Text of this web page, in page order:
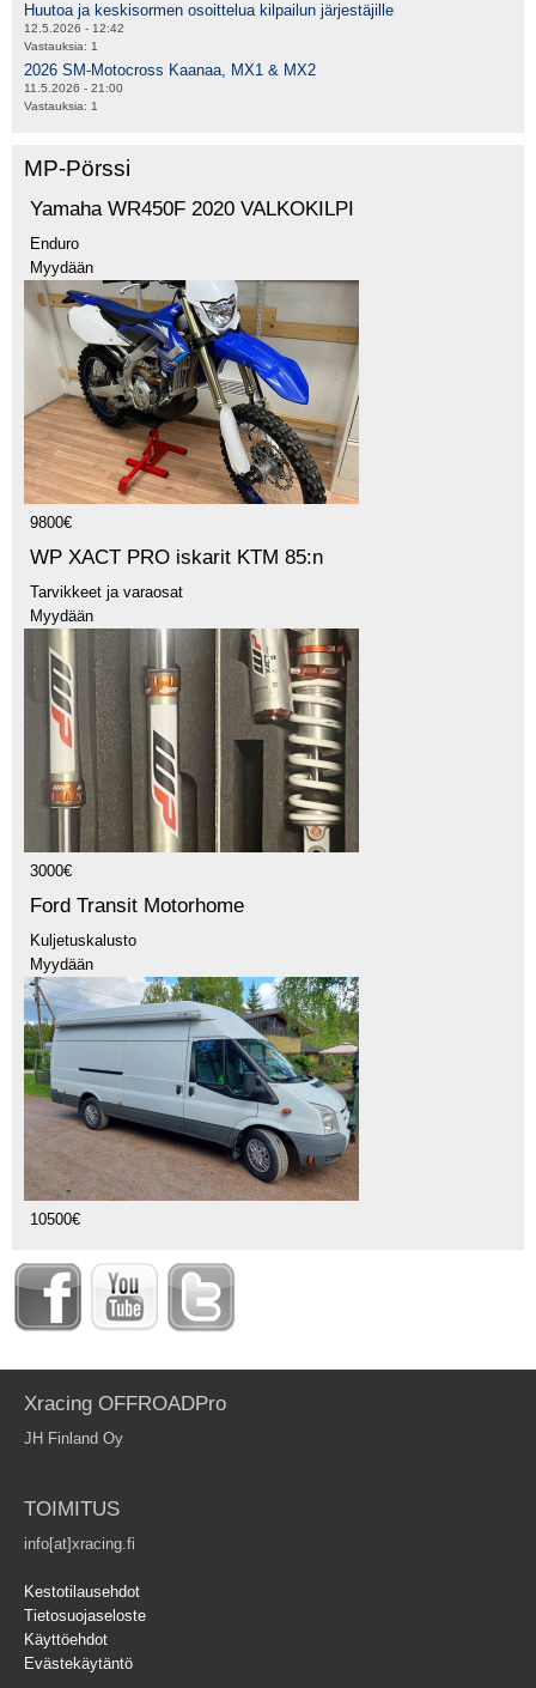
Huutoa ja keskisormen osoittelua kilpailun järjestäjille
12.5.2026 - 12:42
Vastauksia: 1
2026 SM-Motocross Kaanaa, MX1 & MX2
11.5.2026 - 21:00
Vastauksia: 1
MP-Pörssi
Yamaha WR450F 2020 VALKOKILPI
Enduro
Myydään
9800€
WP XACT PRO iskarit KTM 85:n
Tarvikkeet ja varaosat
Myydään
3000€
Ford Transit Motorhome
Kuljetuskalusto
Myydään
10500€
Xracing OFFROADPro
JH Finland Oy
TOIMITUS
info[at]xracing.fi
Kestotilausehdot
Tietosuojaseloste
Käyttöehdot
Evästekäytäntö